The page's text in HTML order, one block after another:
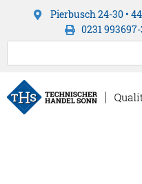
Pierbusch 24-30 •
0231